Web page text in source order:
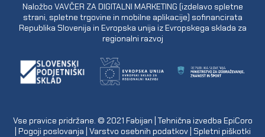
Naložbo VAVČER ZA DIGITALNI MARKETING (izdelavo spletne
strani, spletne trgovine in mobilne aplikacije) sofinancirata
Republika Slovenija in Evropska unija iz Evropskega sklada za
regionalni razvoj
Vse pravice pridržane. © 2021 Fabijan | Tehnična izvedba EpiCoro
Pogoji poslovanja Varstvo osebnih podatkov| Spletni piškotki